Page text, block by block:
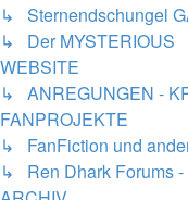
↳ Sternendschungel
↳ Der MYSTERIOUS
WEBSITE
↳ ANREGUNGEN -
FANPROJEKTE
↳ FanFiction und
↳ Ren Dhark Forums -